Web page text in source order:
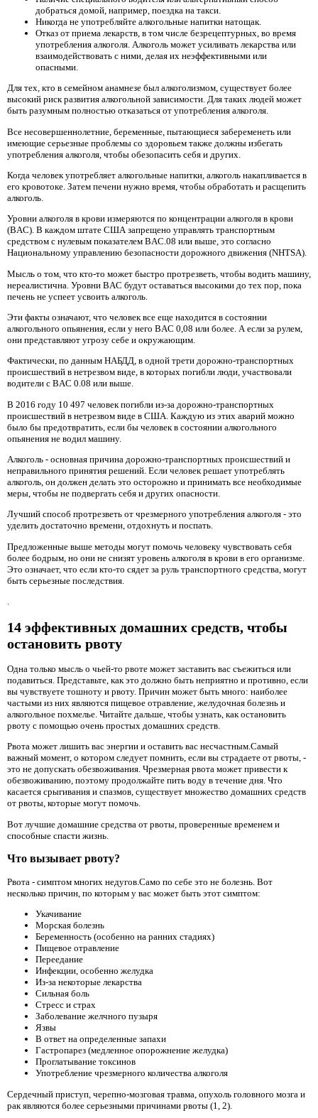
добраться домой, например, поездка на такси.
Никогда не употребляйте алкогольные напитки натощак.
Отказ от приема лекарств, в том числе безрецептурных, во время
употребления алкоголя. Алкоголь может усиливать лекарства или
взаимодействовать с ними, делая их неэффективными или
опасными.
Для тех, кто в семейном анамнезе был алкоголизмом, существует более
высокий риск развития алкогольной зависимости. Для таких людей может
быть разумным полностью отказаться от употребления алкоголя.
Все несовершеннолетние, беременные, пытающиеся забеременеть или
имеющие серьезные проблемы со здоровьем также должны избегать
употребления алкоголя, чтобы обезопасить себя и других.
Когда человек употребляет алкогольные напитки, алкоголь накапливается в
его кровотоке. Затем печени нужно время, чтобы обработать и расщепить
алкоголь.
Уровни алкоголя в крови измеряются по концентрации алкоголя в крови
(BAC). В каждом штате США запрещено управлять транспортным
средством с нулевым показателем BAC.08 или выше, это согласно
Национальному управлению безопасности дорожного движения (NHTSA).
Мысль о том, что кто-то может быстро протрезветь, чтобы водить машину,
нереалистична. Уровни BAC будут оставаться высокими до тех пор, пока
печень не успеет усвоить алкоголь.
Эти факты означают, что человек все еще находится в состоянии
алкогольного опьянения, если у него BAC 0,08 или более. А если за рулем,
они представляют угрозу себе и окружающим.
Фактически, по данным НАБДД, в одной трети дорожно-транспортных
происшествий в нетрезвом виде, в которых погибли люди, участвовали
водители с BAC 0.08 или выше.
В 2016 году 10 497 человек погибли из-за дорожно-транспортных
происшествий в нетрезвом виде в США. Каждую из этих аварий можно
было бы предотвратить, если бы человек в состоянии алкогольного
опьянения не водил машину.
Алкоголь - основная причина дорожно-транспортных происшествий и
неправильного принятия решений. Если человек решает употреблять
алкоголь, он должен делать это осторожно и принимать все необходимые
меры, чтобы не подвергать себя и других опасности.
Лучший способ протрезветь от чрезмерного употребления алкоголя - это
уделить достаточно времени, отдохнуть и поспать.
Предложенные выше методы могут помочь человеку чувствовать себя
более бодрым, но они не снизят уровень алкоголя в крови в его организме.
Это означает, что если кто-то сядет за руль транспортного средства, могут
быть серьезные последствия.
14 эффективных домашних средств, чтобы
остановить рвоту
Одна только мысль о чьей-то рвоте может заставить вас съежиться или
подавиться. Представьте, как это должно быть неприятно и противно, если
вы чувствуете тошноту и рвоту. Причин может быть много: наиболее
частыми из них являются пищевое отравление, желудочная болезнь и
алкогольное похмелье. Читайте дальше, чтобы узнать, как остановить
рвоту с помощью очень простых домашних средств.
Рвота может лишить вас энергии и оставить вас несчастным.Самый
важный момент, о котором следует помнить, если вы страдаете от рвоты, -
это не допускать обезвоживания. Чрезмерная рвота может привести к
обезвоживанию, поэтому продолжайте пить воду в течение дня. Что
касается срыгивания и спазмов, существует множество домашних средств
от рвоты, которые могут помочь.
Вот лучшие домашние средства от рвоты, проверенные временем и
способные спасти жизнь.
Что вызывает рвоту?
Рвота - симптом многих недугов.Само по себе это не болезнь. Вот
несколько причин, по которым у вас может быть этот симптом:
Укачивание
Морская болезнь
Беременность (особенно на ранних стадиях)
Пищевое отравление
Переедание
Инфекции, особенно желудка
Из-за некоторые лекарства
Сильная боль
Стресс и страх
Заболевание желчного пузыря
Язвы
В ответ на определенные запахи
Гастропарез (медленное опорожнение желудка)
Проглатывание токсинов
Употребление чрезмерного количества алкоголя
Сердечный приступ, черепно-мозговая травма, опухоль головного мозга и
рак являются более серьезными причинами рвоты (1, 2).